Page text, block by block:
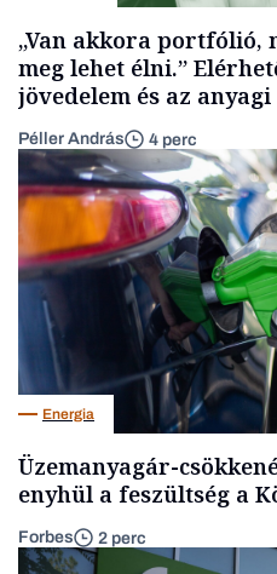
„Van akkora portfólió,
meg lehet élni.”
jövedelem és az
Péller András 4 perc
Energia
Üzemanyagár-
enyhül a feszültség a
Forbes 2 perc